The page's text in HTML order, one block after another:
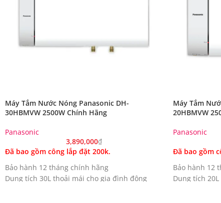
Máy Tắm Nước Nóng Panasonic DH-
30HBMVW 2500W Chính Hãng
Panasonic
3,890,000₫
Đã bao gồm công lắp đặt 200k.
Bảo hành 12 tháng chính hãng
Dung tích 30L thoải mái cho gia đình đông
Máy Tắm
20HBMVW
Panasonic
Đã bao gồm
Bảo hành 12
Dung tích